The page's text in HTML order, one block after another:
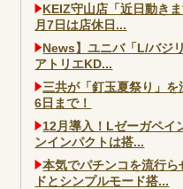
KEIZ守山店「近日動き
月7日は店休日...
News】ユニバ「L/バジ
アトリエKD...
三共が「釘玉夏祭り」
6日まで！
12月導入！Lゼーガペイ
ンインパクトは搭...
本気でパチンコを流行
ドとシンプルモード搭...